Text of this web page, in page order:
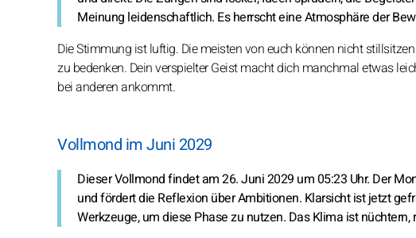
Meinung leidenschaftlich. Es herrscht eine Atmosphäre der
Die Stimmung ist luftig. Die meisten von euch können nicht
zu bedenken. Dein verspielter Geist macht dich manchmal etwas
bei anderen ankommt.
Vollmond im Juni 2029
Dieser Vollmond findet am 26. Juni 2029 um 05:23 Uhr. Der
und fördert die Reflexion über Ambitionen. Klarsicht ist jetzt
Werkzeuge, um diese Phase zu nutzen. Das Klima ist